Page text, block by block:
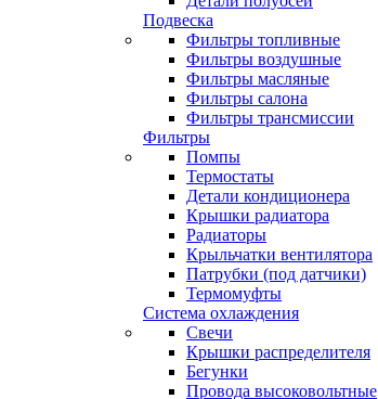
Подвеска
Фильтры топливные
Фильтры воздушные
Фильтры масляные
Фильтры салона
Фильтры трансмиссии
Фильтры
Помпы
Термостаты
Детали кондиционера
Крышки радиатора
Радиаторы
Крыльчатки вентилятора
Патрубки (под датчики)
Термомуфты
Система охлаждения
Свечи
Крышки распределителя
Бегунки
Провода высоковольтные